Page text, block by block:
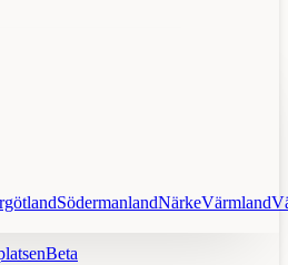
SödermanlandNärkeVärmland
Beta